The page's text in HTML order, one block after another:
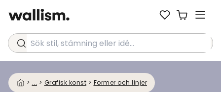
Sök stil, stämning eller idé...
> ... > Grafisk konst > Former och linjer